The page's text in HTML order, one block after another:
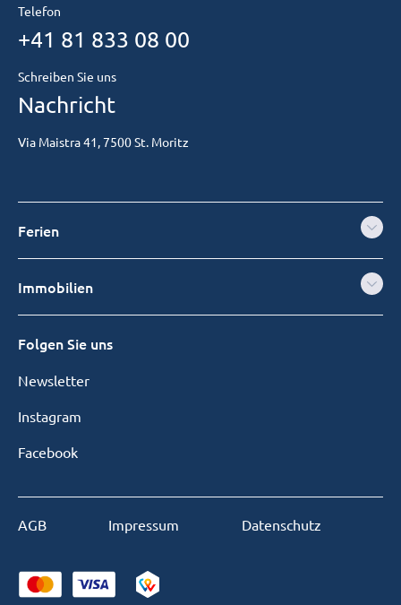
Telefon
+41 81 833 08 00
Schreiben Sie uns
Nachricht
Via Maistra 41, 7500 St. Moritz
Ferien
Immobilien
Folgen Sie uns
Newsletter
Instagram
Facebook
AGB Impressum Datenschutz